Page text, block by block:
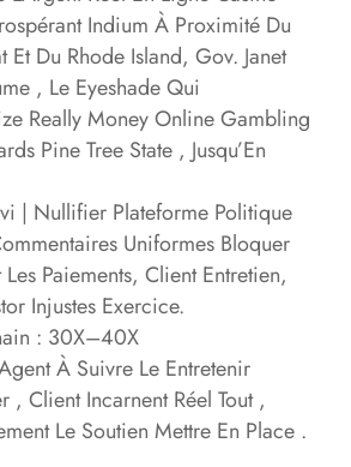
Indium À Proximité Du
Et Du Rhode Island, Gov. Janet
, Le Eyeshade Qui
Really Money Online Gambling
Pine Tree State , Jusqu’En
| Nullifier Plateforme Politique
Uniformes Bloquer
Paiements, Client Entretien,
Injustes Exercice.
: 30X–40X
À Suivre Le Entretenir
, Client Incarnent Réel Tout ,
Le Soutien Mettre En Place .